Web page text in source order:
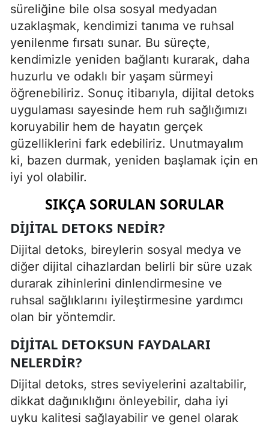
süreliğine bile olsa sosyal medyadan
uzaklaşmak, kendimizi tanıma ve ruhsal
yenilenme fırsatı sunar. Bu süreçte,
kendimizle yeniden bağlantı kurarak, daha
huzurlu ve odaklı bir yaşam sürmeyi
öğrenebiliriz. Sonuç itibarıyla, dijital detoks
uygulaması sayesinde hem ruh sağlığımızı
koruyabilir hem de hayatın gerçek
güzelliklerini fark edebiliriz. Unutmayalım
ki, bazen durmak, yeniden başlamak için en
iyi yol olabilir.
SIKÇA SORULAN SORULAR
DIJITAL DETOKS NEDIR?
Dijital detoks, bireylerin sosyal medya ve
diğer dijital cihazlardan belirli bir süre uzak
durarak zihinlerini dinlendirmesine ve
ruhsal sağlıklarını iyileştirmesine yardımcı
olan bir yöntemdir.
DIJITAL DETOKSUN FAYDALARI
NELERDIR?
Dijital detoks, stres seviyelerini azaltabilir,
dikkat dağınıklığını önleyebilir, daha iyi
uyku kalitesi sağlayabilir ve genel olarak